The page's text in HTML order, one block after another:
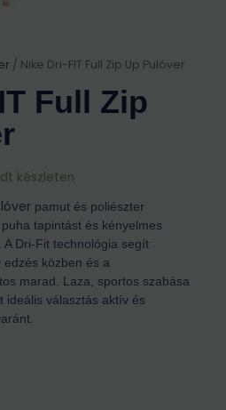
/ Nike Dri-FIT Full Zip Up Pulóver
Full Zip
készleten
pamut és poliészter
tapintást és kényelmes
Dri-Fit technológia segít
közben és a
marad. Laza, sportos szabása
ideális választás aktív és